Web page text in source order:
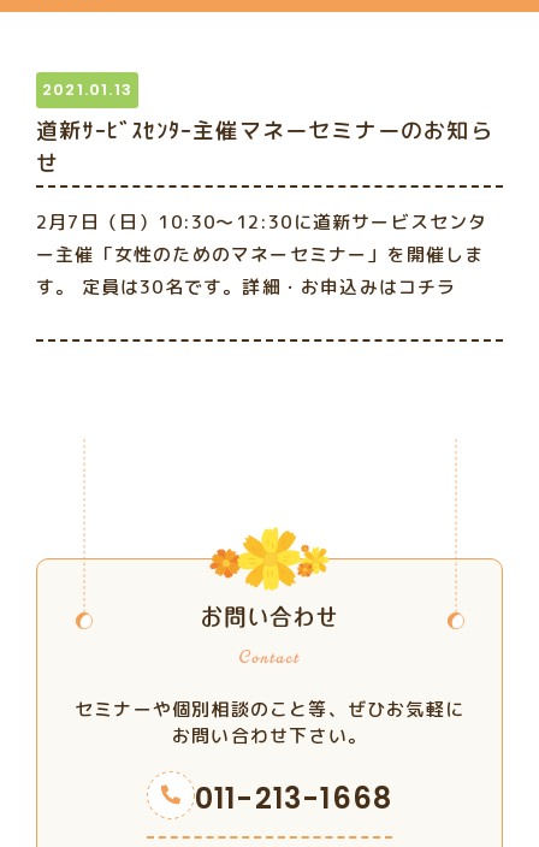
マネーセミナーの申込
相談申込
2021.01.13
道新ｻｰﾋﾞｽｾﾝﾀｰ主催マネーセミナーのお知ら
せ
2月7日（日）10:30～12:30に道新サービスセンタ
ー主催「女性のためのマネーセミナー」を開催しま
す。 定員は30名です。詳細・お申込みはコチラ
お問い合わせ
セミナーや個別相談のこと等、ぜひお気軽に
お問い合わせ下さい。
011-213-1668